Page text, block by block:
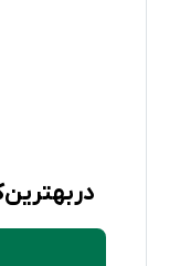
در بهترین